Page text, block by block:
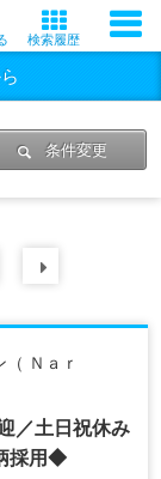
検索履歴
条件変更
Ｎａｒ
／土日祝休み
採用◆